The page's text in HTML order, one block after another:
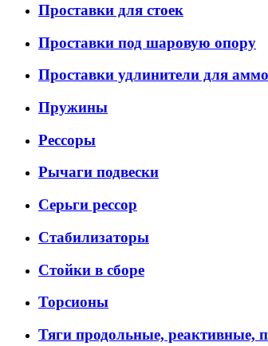
Проставки для стоек
Проставки под шаровую опору
Проставки удлинители для
Пружины
Рессоры
Рычаги подвески
Серьги рессор
Стабилизаторы
Стойки в сборе
Торсионы
Тяги продольные, реактивные,